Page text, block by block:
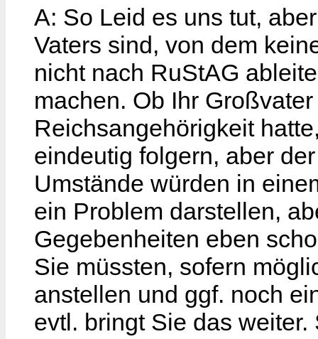
A: So Leid es uns tut,
Vaters sind, von dem
nicht nach RuStAG
machen. Ob Ihr
Reichsangehörigkeit
eindeutig folgern, aber
Umstände würden in
ein Problem darstellen,
Gegebenheiten eben
Sie müssten, sofern
anstellen und ggf. noch
evtl. bringt Sie das